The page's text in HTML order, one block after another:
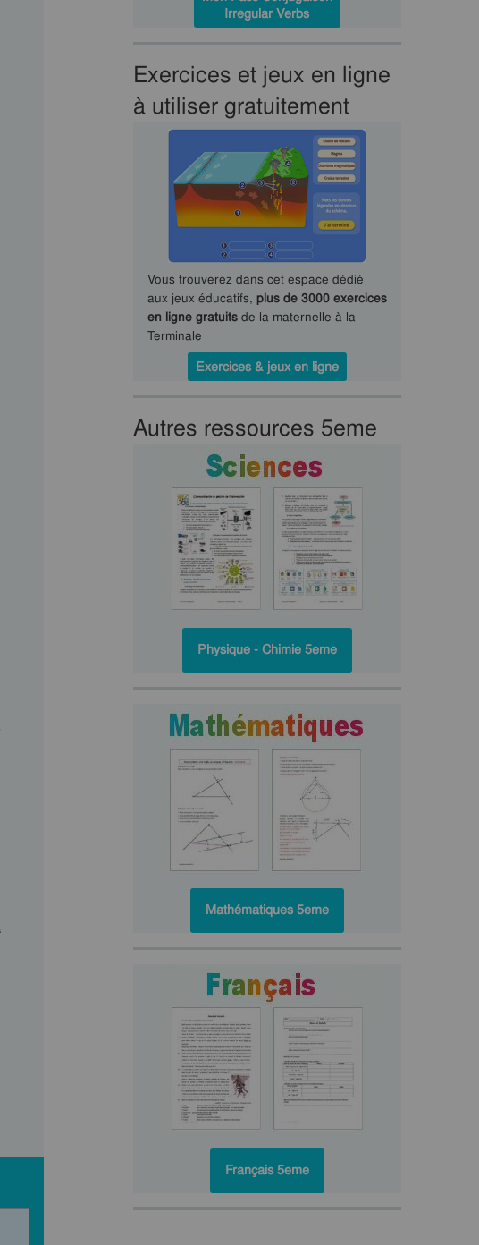
Irregular Verbs
Exercices et jeux en ligne
à utiliser gratuitement
Vous trouverez dans cet espace dédié
aux jeux éducatifs, plus de 3000 exercices
en ligne gratuitsde la maternelle à la
Terminale
Exercices & jeux en ligne
Autres ressources 5eme
Physique - Chimie 5eme
Mathématiques 5eme
Français 5eme